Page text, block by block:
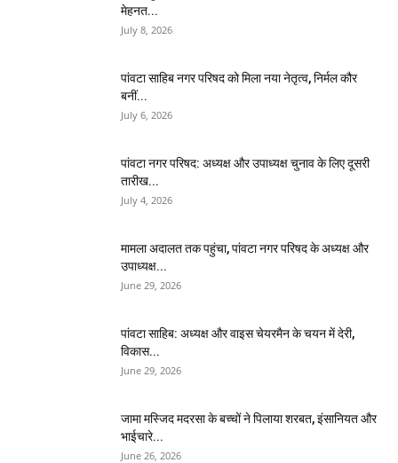
मेहनत...
July 8, 2026
पांवटा साहिब नगर परिषद को मिला नया नेतृत्व, निर्मल कौर
बनीं...
July 6, 2026
पांवटा नगर परिषद: अध्यक्ष और उपाध्यक्ष चुनाव के लिए दूसरी
तारीख...
July 4, 2026
मामला अदालत तक पहुंचा, पांवटा नगर परिषद के अध्यक्ष और
उपाध्यक्ष...
June 29, 2026
पांवटा साहिब: अध्यक्ष और वाइस चेयरमैन के चयन में देरी,
विकास...
June 29, 2026
जामा मस्जिद मदरसा के बच्चों ने पिलाया शरबत, इंसानियत और
भाईचारे...
June 26, 2026